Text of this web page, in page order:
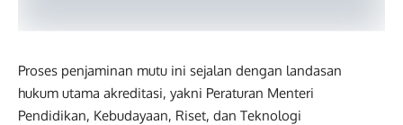
Proses penjaminan mutu ini sejalan dengan landasan
hukum utama akreditasi, yakni Peraturan Menteri
Pendidikan, Kebudayaan, Riset, dan Teknologi